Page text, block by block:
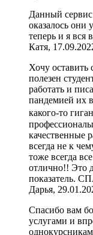
Данный
оказалось они
теперь и я вся
Катя,
Хочу оставить
полезен
работать и
пандемией их
какого-то
качественные
всегда не к
тоже всегда
отлично!! Это
показатель.
Дарья,
Спасибо вам
услугами и